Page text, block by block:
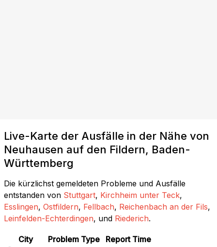
Live-Karte der Ausfälle in der Nähe von
Neuhausen auf den Fildern, Baden-
Württemberg
Die kürzlichst gemeldeten Probleme und Ausfälle
entstanden von Stuttgart, Kirchheim unter Teck,
Esslingen, Ostfildern, Fellbach, Reichenbach an der Fils,
Leinfelden-Echterdingen, und Riederich.
City Problem Type
Report Time